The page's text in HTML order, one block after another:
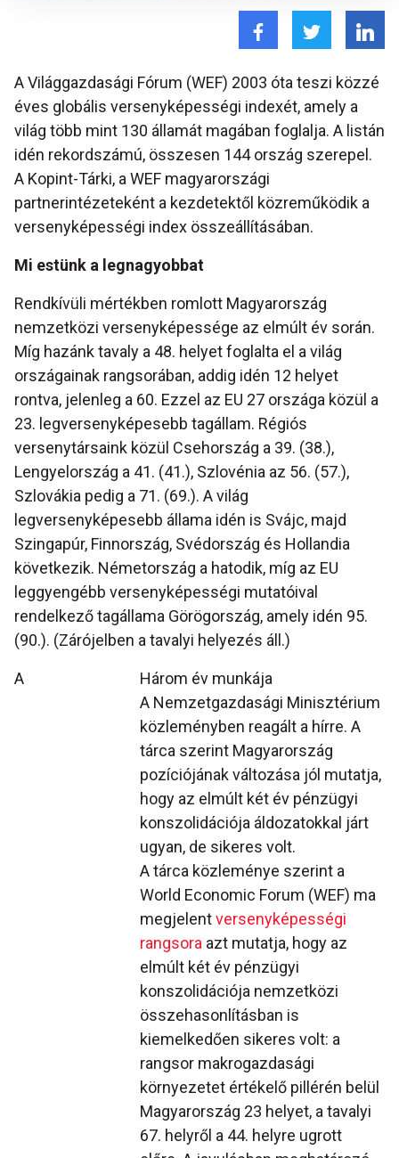
A Világgazdasági Fórum (WEF) 2003 óta teszi közzé
éves globális versenyképességi indexét, amely a
világ több mint 130 államát magában foglalja. A listán
idén rekordszámú, összesen 144 ország szerepel.
A Kopint-Tárki, a WEF magyarországi
partnerintézeteként a kezdetektől közreműködik a
versenyképességi index összeállításában.
Mi estünk a legnagyobbat
Rendkívüli mértékben romlott Magyarország
nemzetközi versenyképessége az elmúlt év során.
Míg hazánk tavaly a 48. helyet foglalta el a világ
országainak rangsorában, addig idén 12 helyet
rontva, jelenleg a 60. Ezzel az EU 27 országa közül a
23. legversenyképesebb tagállam. Régiós
versenytársaink közül Csehország a 39. (38.),
Lengyelország a 41. (41.), Szlovénia az 56. (57.),
Szlovákia pedig a 71. (69.). A világ
legversenyképesebb állama idén is Svájc, majd
Szingapúr, Finnország, Svédország és Hollandia
következik. Németország a hatodik, míg az EU
leggyengébb versenyképességi mutatóival
rendelkező tagállama Görögország, amely idén 95.
(90.). (Zárójelben a tavalyi helyezés áll.)
Három év munkája
A Nemzetgazdasági Minisztérium
közleményben reagált a hírre. A
tárca szerint Magyarország
pozíciójának változása jól mutatja,
hogy az elmúlt két év pénzügyi
konszolidációja áldozatokkal járt
ugyan, de sikeres volt.
A tárca közleménye szerint a
World Economic Forum (WEF) ma
megjelentversenyképességi
rangsora azt mutatja, hogy az
elmúlt két év pénzügyi
konszolidációja nemzetközi
összehasonlításban is
kiemelkedően sikeres volt: a
rangsor makrogazdasági
környezetet értékelő pillérén belül
Magyarország 23 helyet, a tavalyi
67. helyről a 44. helyre ugrott
A